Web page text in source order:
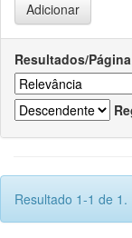
Resultados/Página
Resultado 1-1 de 1.